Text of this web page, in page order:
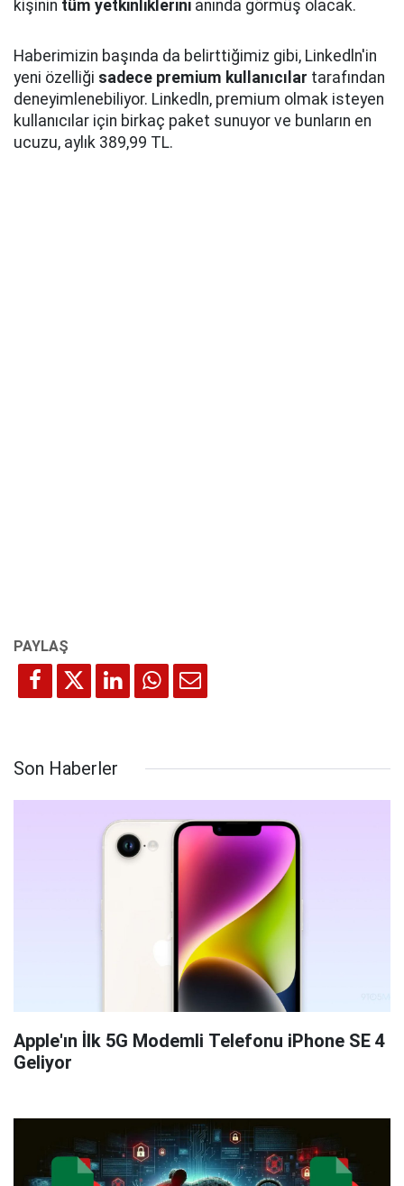
kişinin tüm yetkinliklerini anında görmüş olacak.
Haberimizin başında da belirttiğimiz gibi, Linkedln'in
yeni özelliği sadece premium kullanıcılar tarafından
deneyimlenebiliyor. Linkedln, premium olmak isteyen
kullanıcılar için birkaç paket sunuyor ve bunların en
ucuzu, aylık 389,99 TL.
Son Haberler
Apple'ın İlk 5G Modemli Telefonu iPhone SE 4
Geliyor